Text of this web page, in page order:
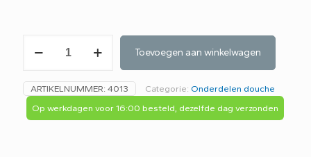
tbv
douche
drain
4005980
Toevoegen aan winkelwagen
ARTIKELNUMMER: 4013 Categorie: Onderdelen douche
Op werkdagen voor 16:00 besteld, dezelfde dag verzonden